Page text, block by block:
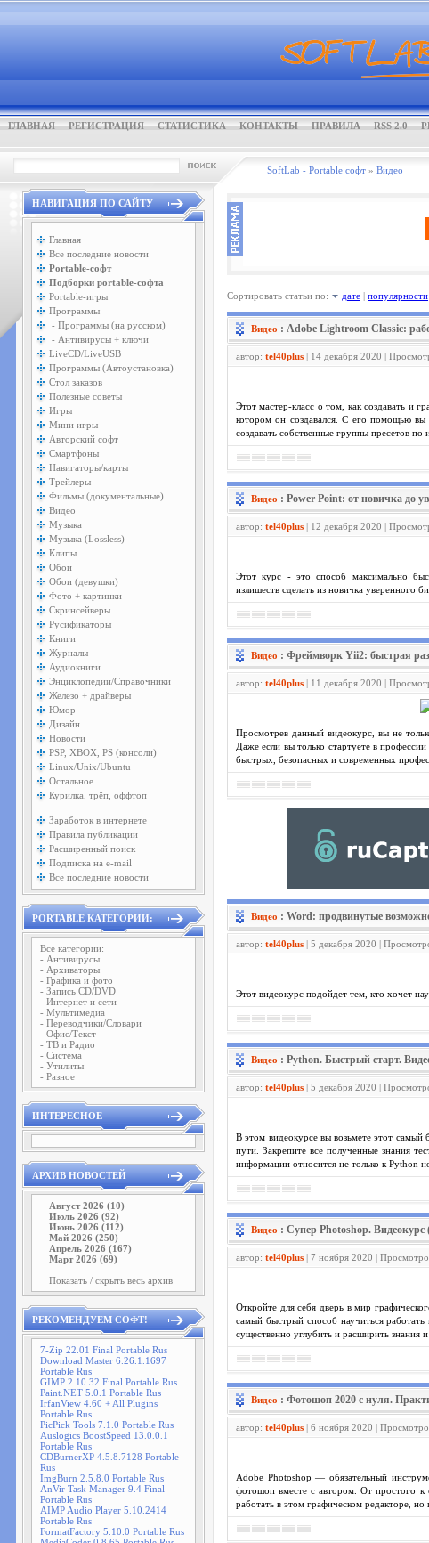
ГЛАВНАЯ РЕГИСТРАЦИЯ СТАТИСТИКА КОНТАКТЫ ПРАВИЛА RSS 2.0
SoftLab - Portable софт » Видео
НАВИГАЦИЯ ПО САЙТУ
Главная
Все последние новости
Portable-софт
Подборки portable-софта
Portable-игры
Программы
- Программы (на русском)
- Антивирусы + ключи
LiveCD/LiveUSB
Программы (Автоустановка)
Стол заказов
Полезные советы
Игры
Мини игры
Авторский софт
Смартфоны
Навигаторы/карты
Трейлеры
Фильмы (документальные)
Видео
Музыка
Музыка (Lossless)
Клипы
Обои
Обои (девушки)
Фото + картинки
Скринсейверы
Русификаторы
Книги
Журналы
Аудиокниги
Энциклопедии/Справочники
Железо + драйверы
Юмор
Дизайн
Новости
PSP, XBOX, PS (консоли)
Linux/Unix/Ubuntu
Остальное
Курилка, трёп, оффтоп
Заработок в интернете
Правила публикации
Расширенный поиск
Подписка на e-mail
Все последние новости
PORTABLE КАТЕГОРИИ:
Все категории:
- Антивирусы
- Архиваторы
- Графика и фото
- Запись CD/DVD
- Интернет и сети
- Мультимедиа
- Переводчики/Словари
- Офис/Текст
- ТВ и Радио
- Система
- Утилиты
- Разное
ИНТЕРЕСНОЕ
АРХИВ НОВОСТЕЙ
Август 2026 (10)
Июль 2026 (92)
Июнь 2026 (112)
Май 2026 (250)
Апрель 2026 (167)
Март 2026 (69)
Показать / скрыть весь архив
РЕКОМЕНДУЕМ СОФТ!
7-Zip 22.01 Final Portable Rus
Download Master 6.26.1.1697
Portable Rus
GIMP 2.10.32 Final Portable Rus
Paint.NET 5.0.1 Portable Rus
IrfanView 4.60 + All Plugins
Portable Rus
PicPick Tools 7.1.0 Portable Rus
Auslogics BoostSpeed 13.0.0.1
Portable Rus
CDBurnerXP 4.5.8.7128 Portable
Rus
ImgBurn 2.5.8.0 Portable Rus
AnVir Task Manager 9.4 Final
Portable Rus
AIMP Audio Player 5.10.2414
Portable Rus
FormatFactory 5.10.0 Portable Rus
Сортировать статьи по: дате | популярности
Видео : Adobe Lightroom Classic:
автор: tel40plus | 14 декабря 2020 |
Этот мастер-класс о том, как создавать и
котором он создавался. С его помощью вы
создавать собственные группы пресетов по
Видео : Power Point: от новичка до
автор: tel40plus | 12 декабря 2020 |
Этот курс - это способ максимально
излишеств сделать из новичка уверенного
Видео : Фреймворк Yii2: быстрая
автор: tel40plus | 11 декабря 2020 |
Просмотрев данный видеокурс, вы не
Даже если вы только стартуете в
быстрых, безопасных и современных
Видео : Word: продвинутые
автор: tel40plus | 5 декабря 2020 |
Этот видеокурс подойдет тем, кто хочет
Видео : Python. Быстрый старт.
автор: tel40plus | 5 декабря 2020 |
В этом видеокурсе вы возьмете этот
пути. Закрепите все полученные знания
информации относится не только к Python
Видео : Супер Photoshop. Видеокурс
автор: tel40plus | 7 ноября 2020 |
Откройте для себя дверь в мир
самый быстрый способ научиться
существенно углубить и расширить
Видео : Фотошоп 2020 с нуля.
автор: tel40plus | 6 ноября 2020 |
Adobe Photoshop — обязательный
фотошоп вместе с автором. От простого к
работать в этом графическом редакторе, но